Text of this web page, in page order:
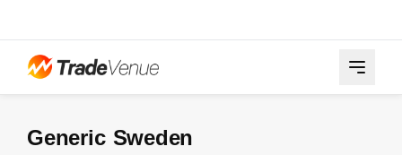
Generic Sweden